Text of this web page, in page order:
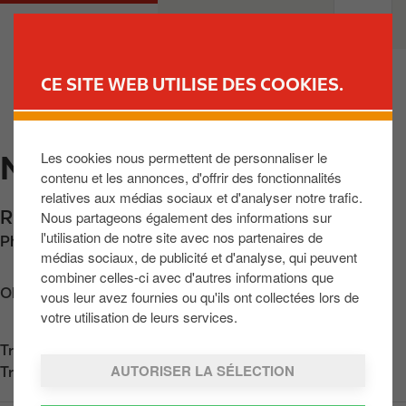
CE SITE WEB UTILISE DES COOKIES.
Les cookies nous permettent de personnaliser le
contenu et les annonces, d'offrir des fonctionnalités
relatives aux médias sociaux et d'analyser notre trafic.
Nous partageons également des informations sur
l'utilisation de notre site avec nos partenaires de
médias sociaux, de publicité et d'analyse, qui peuvent
combiner celles-ci avec d'autres informations que
vous leur avez fournies ou qu'ils ont collectées lors de
votre utilisation de leurs services.
AUTORISER LA SÉLECTION
c
o
n
t
e
u
n
M
a
TROUVER UNE STATION
NIMY I
Rue des Viaducs 298,Nimy,BE-7020,
Phone: +3265351599
Obtenir l'itinéraire
Trouvez nous sur
Trouvez nous surGoogle Play